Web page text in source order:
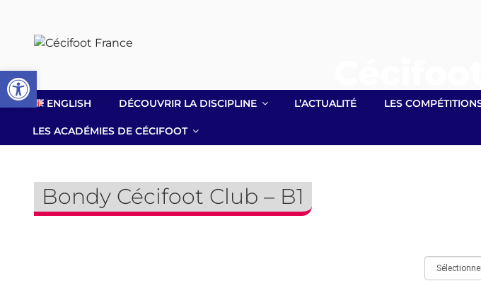
contenu
Site officiel lié à la
ENGLISH DÉCOUVRIR LA DISCIPLINE L’ACTUALITÉ LES
LES ACADÉMIES DE CÉCIFOOT
Bondy Cécifoot Club – B1
Ouvrir la barre d’outils